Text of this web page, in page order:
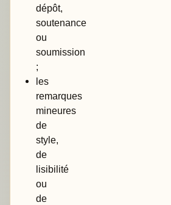
dépôt,
soutenance
ou
soumission
;
les
remarques
mineures
de
style,
de
lisibilité
ou
de